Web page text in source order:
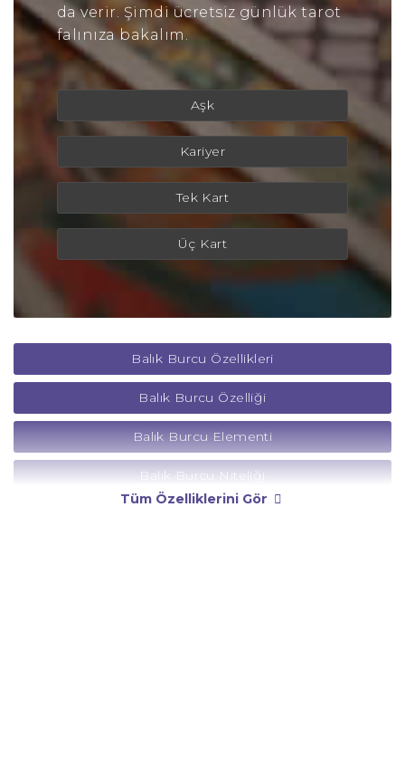
da verir. Şimdi ücretsiz günlük tarot
falınıza bakalım.
Aşk
Kariyer
Tek Kart
Üç Kart
Balık Burcu Özellikleri
Balık Burcu Özelliği
Balık Burcu Elementi
Balık Burcu Niteliği
Tüm Özelliklerini Gör